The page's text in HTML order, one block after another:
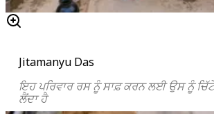
Jitamanyu Das
ਇਹ ਪਰਿਵਾਰ ਰਸ ਨੂੰ ਸਾਫ਼ ਕਰਨ ਲਈ ਉਸ ਨੂੰ
ਲੈਂਦਾ ਹੈ